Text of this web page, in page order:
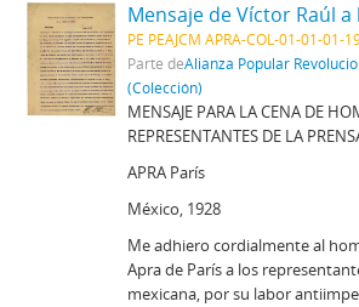
PE PEAJCM APRA-COL-01-01-01-
Parte deAlianza Popular
(Colección)
MENSAJE PARA LA CENA DE
REPRESENTANTES DE LA
APRA París
México, 1928
Me adhiero cordialmente al
Apra de París a los
mexicana, por su labor